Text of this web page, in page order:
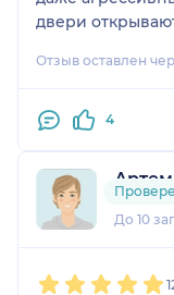
двери
при
предпринято не
Отзыв оставлен
4
Артем
1 оценка
До 10